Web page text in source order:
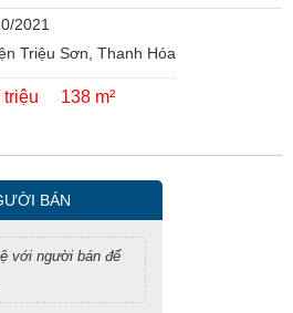
2021
Triệu Sơn, Thanh Hóa
triệu 138 m²
BÁN
với người bán để